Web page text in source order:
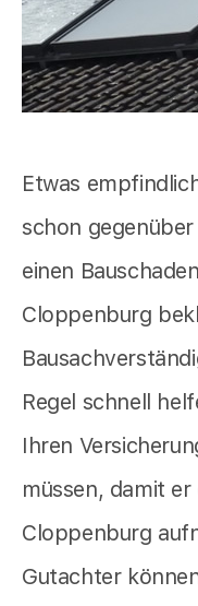
Etwas
schon
einen
Cloppenburg
Regel schnell
Ihren
müssen, damit
Cloppenburg
Gutachter